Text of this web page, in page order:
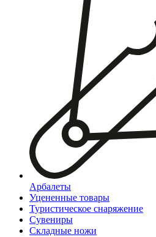
Арбалеты
Уцененные товары
Туристическое снаряжение
Сувениры
Складные ножи